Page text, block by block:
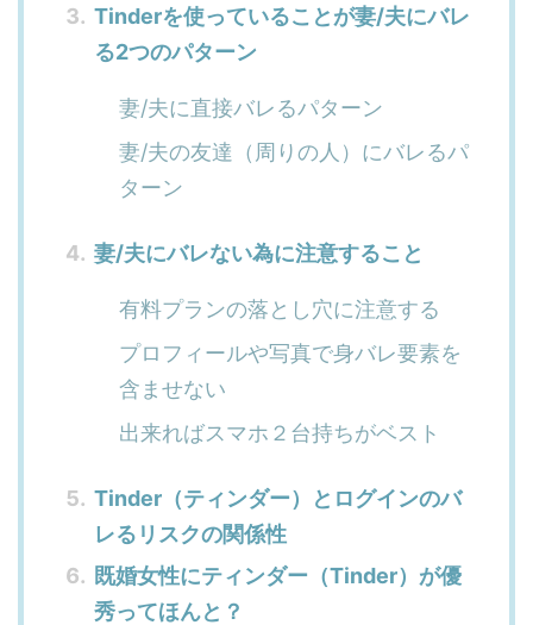
Tinderを使っていることが妻/夫にバレ
る2つのパターン
妻/夫に直接バレるパターン
妻/夫の友達（周りの人）にバレるパ
ターン
妻/夫にバレない為に注意すること
有料プランの落とし穴に注意する
プロフィールや写真で身バレ要素を
含ませない
出来ればスマホ２台持ちがベスト
Tinder（ティンダー）とログインのバ
レるリスクの関係性
既婚女性にティンダー（Tinder）が優
秀ってほんと？